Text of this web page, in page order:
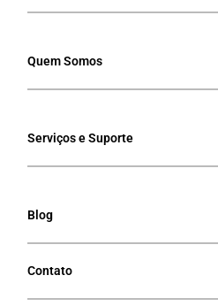
Quem Somos
Serviços e Suporte
Blog
Contato